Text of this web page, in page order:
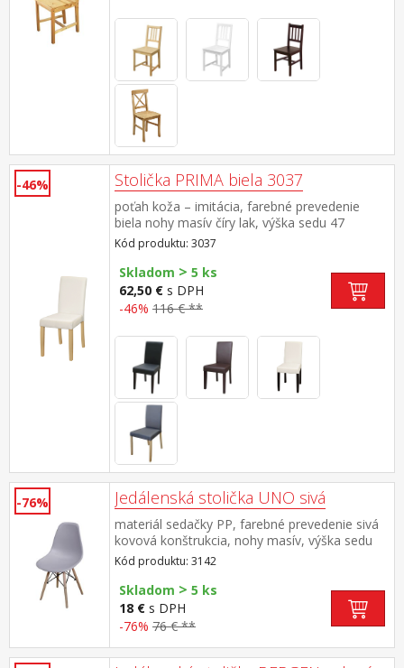
-46% Stolička PRIMA biela 3037
poťah koža – imitácia, farebné prevedenie
biela nohy masív číry lak, výška sedu 47
cm odporúčaná nosnosť do 120 kg
Kód produktu: 3037
Skladom > 5 ks
62,50 € s DPH
-46% 116 € **
-76% Jedálenská stolička UNO sivá
materiál sedačky PP, farebné prevedenie sivá
kovová konštrukcia, nohy masív, výška sedu
46 cm vhodná kombinácia so stolmi UNO a
QUATRO
Kód produktu: 3142
Skladom > 5 ks
18 € s DPH
-76% 76 € **